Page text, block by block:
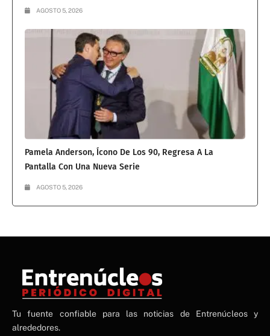
AGOSTO 5, 2026
Pamela Anderson, Ícono De Los 90, Regresa A La
Pantalla Con Una Nueva Serie
AGOSTO 5, 2026
NE
NEWS ELEMENTOR
Tu fuente confiable para las noticias de Entrenúcleos y
alrededores.